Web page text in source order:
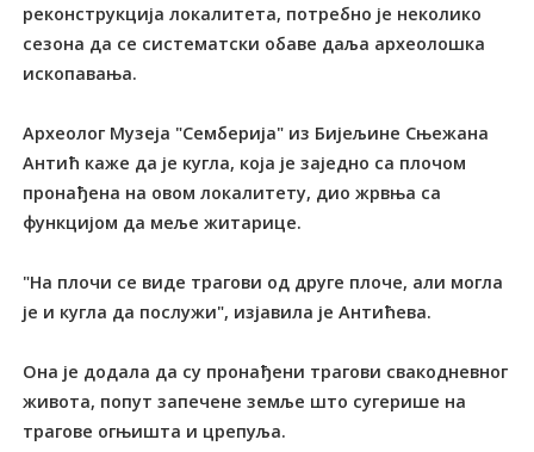
реконструкција локалитета, потребно је неколико
сезона да се систематски обаве даља археолошка
ископавања.
Археолог Музеја "Семберија" из Бијељине Сњежана
Антић каже да је кугла, која је заједно са плочом
пронађена на овом локалитету, дио жрвња са
функцијом да меље житарице.
"На плочи се виде трагови од друге плоче, али могла
је и кугла да послужи", изјавила је Антићева.
Она је додала да су пронађени трагови свакодневног
живота, попут запечене земље што сугерише на
трагове огњишта и црепуља.